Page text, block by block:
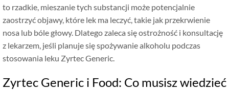
to rzadkie, mieszanie tych substancji może potencjalnie
zaostrzyć objawy, które lek ma leczyć, takie jak przekrwienie
nosa lub bóle głowy. Dlatego zaleca się ostrożność i konsultację
z lekarzem, jeśli planuje się spożywanie alkoholu podczas
stosowania leku Zyrtec Generic.
Zyrtec Generic i Food: Co musisz wiedzieć